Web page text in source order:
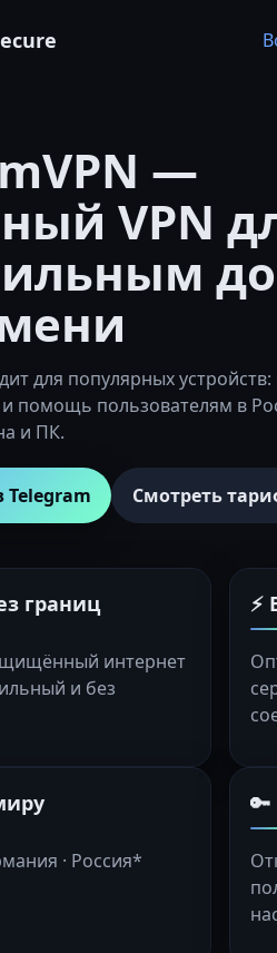
—
VPN
для популярных
и помощь пользователям в
и ПК.
Смотреть
границ
интернет
и без
⚡
· Россия*